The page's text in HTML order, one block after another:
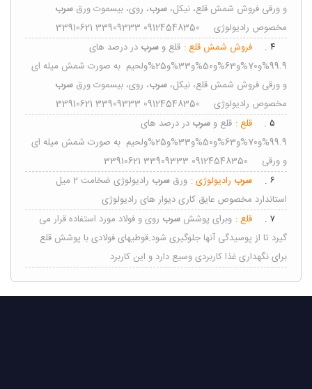
و ورقی فروش شمش قلع، نیکل، سرب، روی، بیسموت ورق سرب
مخصوص رادیولوژی 09124548350 33909333 33910621
۴ .
فروش شمش قلع : قلع و سرب در درصد های
99.9%و70%و63%و50%و33%و25%ولحیم به صورت شمش میله ای
و ورقی فروش شمش قلع، نیکل، سرب، روی، بیسموت ورق سرب
مخصوص رادیولوژی 09124548350 33909333 33910621
۵ .
قلع : قلع و سرب در درصد های
99.9%و70%و63%و50%و33%و25%ولحیم به صورت شمش میله ای
و ورقی 09124548350 33909333 33910621
۶ .
سرب رادیولوژی : ورق سرب
رادیولوژی ضخامت 2 میل
استاندارد مخصوص عایق کاری دیوار های رادیولوژی
۷ .
قلع : وبرای پوشش سرب روی و فولاد مورد استفاده قرار می
گیرد تا از پوسیدگی آنها جلوگیری شود.قوطیهای فولادی با پوشش قلع
برای نگهداری غذا کاربردی وسیع دارد و این کاربرد